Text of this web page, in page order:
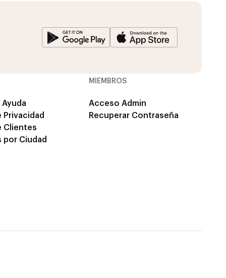
Privacidad
Clientes
por Ciudad
MIEMBROS
Acceso Admin
Recuperar Contraseña